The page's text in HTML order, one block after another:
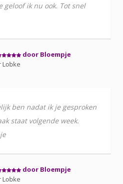
geloof ik nu ook. Tot snel
door Bloempje
Lobke
ben nadat ik je gesproken
staat volgende week.
door Bloempje
Lobke